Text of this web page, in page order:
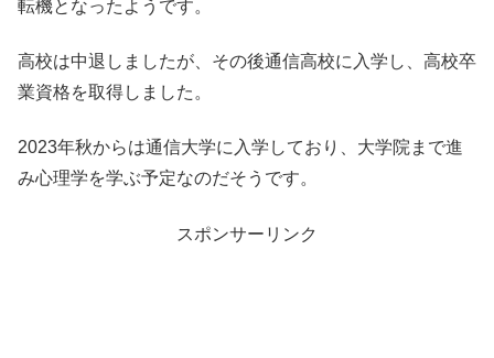
転機となったようです。
高校は中退しましたが、その後通信高校に入学し、高校卒
業資格を取得しました。
2023年秋からは通信大学に入学しており、大学院まで進
み心理学を学ぶ予定なのだそうです。
スポンサーリンク